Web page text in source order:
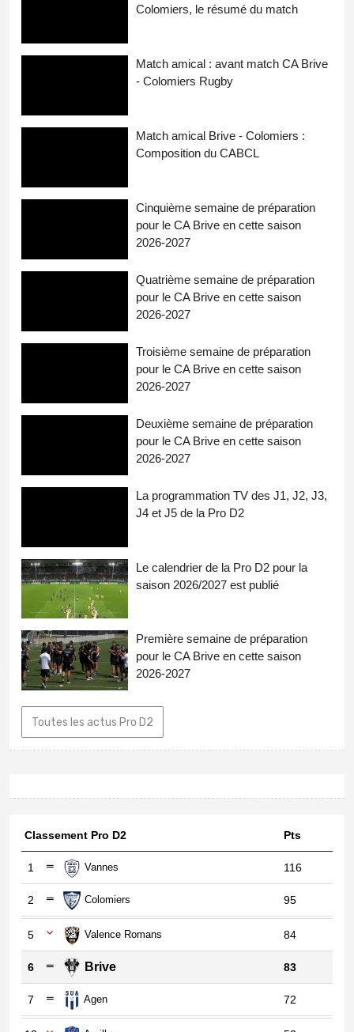
Colomiers, le résumé du match
Match amical : avant match CA Brive
- Colomiers Rugby
Match amical Brive - Colomiers :
Composition du CABCL
Cinquième semaine de préparation
pour le CA Brive en cette saison
2026-2027
Quatrième semaine de préparation
pour le CA Brive en cette saison
2026-2027
Troisième semaine de préparation
pour le CA Brive en cette saison
2026-2027
Deuxième semaine de préparation
pour le CA Brive en cette saison
2026-2027
La programmation TV des J1, J2, J3,
J4 et J5 de la Pro D2
Le calendrier de la Pro D2 pour la
saison 2026/2027 est publié
Première semaine de préparation
pour le CA Brive en cette saison
2026-2027
Toutes les actus Pro D2
Classement Pro D2 Pts
1 Vannes 116
2 Colomiers 95
5 Valence Romans 84
6 Brive 83
7 Agen 72